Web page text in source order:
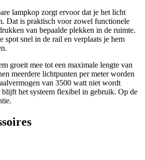
lampkop zorgt ervoor dat je het licht
Dat is praktisch voor zowel functionele
van bepaalde plekken in de ruimte.
spot snel in de rail en verplaats je hem
groeit mee tot een maximale lengte van
meerdere lichtpunten per meter worden
van 3500 watt niet wordt
het systeem flexibel in gebruik. Op de